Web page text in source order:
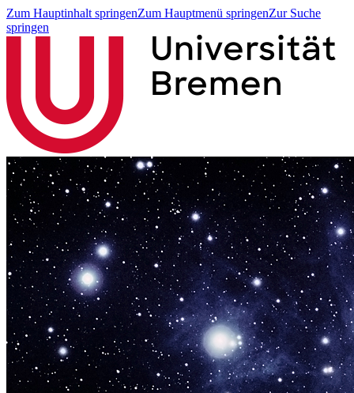
Zum Hauptinhalt springenZum Hauptmenü springenZur Suche
springen